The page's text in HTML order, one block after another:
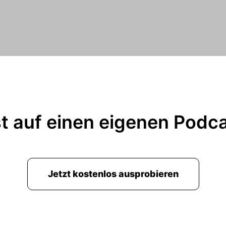
auf einen eigenen
Jetzt kostenlos ausprobieren